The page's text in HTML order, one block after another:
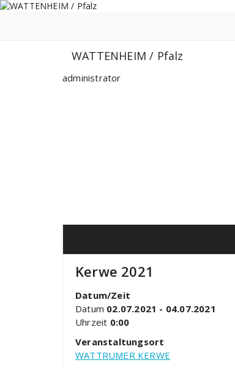
Zum
WATTENHEIM / Pfalz
administrator
Kerwe 2021
Datum/Zeit
Datum 02.07.2021 - 04.07.2021
Uhrzeit 0:00
Veranstaltungsort
WATTRUMER KERWE